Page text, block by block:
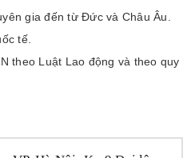
gia đến từ Đức và Châu Âu.
tế.
theo Luật Lao động và theo quy